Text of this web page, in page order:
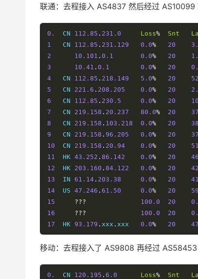
联通：去程接入 AS4837 然后经过 AS10099
0.
  CN
112.85 . 231.0 Loss% Snt
1
   CN
112.85 . 231.129 0.0% 20
2
10.101 . 0.1 0.0% 20
3
10.41 . 0.1 0.0% 20
4
   CN
112.85 . 218.149 5.0% 20
5
   CN
221.6 . 208.205 0.0% 20
6
   CN
112.85 . 230.5 0.0% 20
7
   CN
219.158 . 20.237 80.0% 20
8
   CN
219.158 . 103.218 0.0% 20
9
   CN
219.158 . 96.205 0.0% 20
10
  CN
219.158 . 20.94 0.0% 20
11
  HK
43.252 . 86.142 0.0% 20
12
  HK
203.160 . 84.122 0.0% 20
13
  IN
61.14 . 203.38 0.0% 20
14
  US
47.246 . 61.50 0.0% 20
15
??? 100.0 20
16
??? 100.0 20
17
  HK
93.179 . xxx . xxx 0.0% 20
移动：去程接入了 AS9808 再经过 AS58453
0.
  CN
120.195 . 6.0 Loss% Snt